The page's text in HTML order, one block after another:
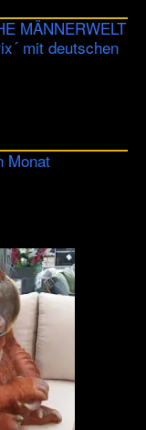
MÄNNERWELT
mit deutschen
Monat